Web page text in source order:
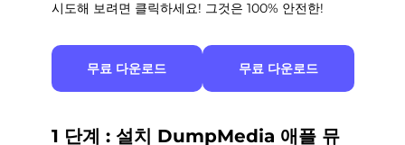
시도해 보려면 클릭하세요! 그것은 100% 안전한!
무료 다운로드 무료 다운로드
1 단계 : 설치 DumpMedia 애플 뮤